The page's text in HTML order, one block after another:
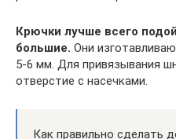
Крючки лучше всего
большие. Они
5-6 мм. Для привязывания
отверстие с насечками.
Как правильно сделать